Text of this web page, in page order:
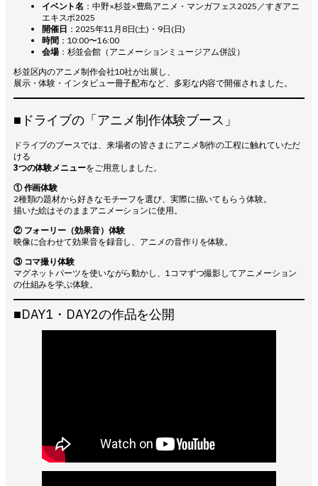
イベント名 ：中野×杉並×豊島アニメ・マンガフェス2025／すぎアニ
エキスポ2025
開催日 ：2025年11月8日(土)・9日(日)
時間 ：10:00〜16:00
会場：杉並会館（アニメーションミュージアム併設）
杉並区内のアニメ制作会社10社が出展し、
展示・体験・インタビュー冊子配布など、多彩な内容で開催されました。
■ドライブの「アニメ制作体験ブース」
ドライブのブースでは、来場者の皆さまにアニメ制作の工程に触れていただ
ける
3つの体験メニューをご用意しました。
① 作画体験
2種類の題材から好きなモチーフを選び、実際に描いてもらう体験。
描いた絵はそのままアニメーションに使用。
② フォーリー（効果音）体験
映像に合わせて効果音を録音し、アニメの音作りを体験。
③ コマ撮り体験
マグネットパーツを使いながら動かし、1コマずつ撮影してアニメーション
の仕組みを学ぶ体験。
■DAY1・DAY2の作品を公開